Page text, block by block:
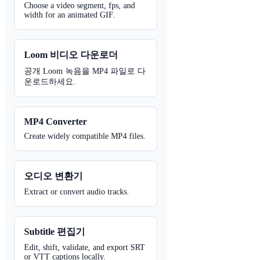
Choose a video segment, fps, and
width for an animated GIF.
Loom 비디오 다운로더
공개 Loom 녹음을 MP4 파일로 다
운로드하세요.
MP4 Converter
Create widely compatible MP4 files.
오디오 변환기
Extract or convert audio tracks.
Subtitle 편집기
Edit, shift, validate, and export SRT
or VTT captions locally.